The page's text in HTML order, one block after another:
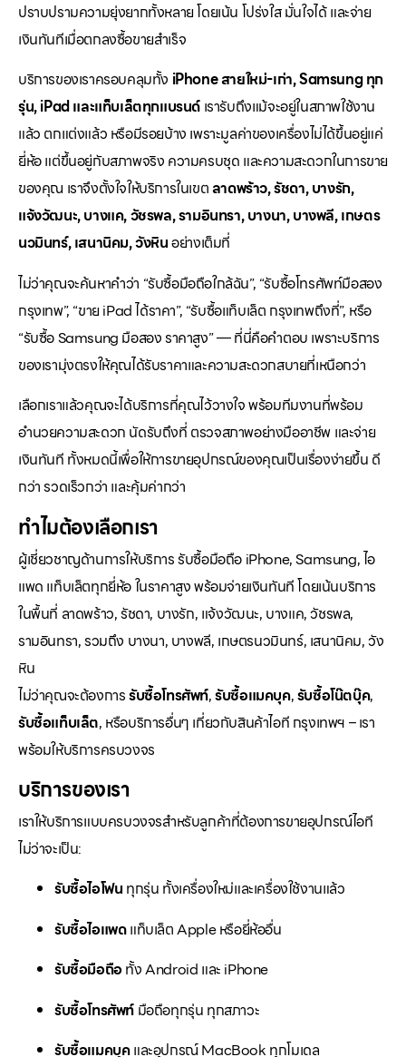
ปราบปรามความยุ่งยากทั้งหลาย โดยเน้น โปร่งใส มั่นใจได้ และจ่าย
เงินทันทีเมื่อตกลงซื้อขายสำเร็จ
บริการของเราครอบคลุมทั้ง iPhone สายใหม่-เก่า, Samsung ทุก
รุ่น, iPad และแท็บเล็ตทุกแบรนด์ เรารับถึงแม้จะอยู่ในสภาพใช้งาน
แล้ว ตกแต่งแล้ว หรือมีรอยบ้าง เพราะมูลค่าของเครื่องไม่ได้ขึ้นอยู่แค่
ยี่ห้อ แต่ขึ้นอยู่กับสภาพจริง ความครบชุด และความสะดวกในการขาย
ของคุณ เราจึงตั้งใจให้บริการในเขตลาดพร้าว, รัชดา, บางรัก,
แจ้งวัฒนะ, บางแค, วัชรพล, รามอินทรา, บางนา, บางพลี, เกษตร
นวมินทร์, เสนานิคม, วังหินอย่างเต็มที่
ไม่ว่าคุณจะค้นหาคำว่า “รับซื้อมือถือใกล้ฉัน”, “รับซื้อโทรศัพท์มือสอง
กรุงเทพ”, “ขาย iPad ได้ราคา”, “รับซื้อแท็บเล็ต กรุงเทพถึงที่”, หรือ
“รับซื้อ Samsung มือสอง ราคาสูง” — ที่นี่คือคำตอบ เพราะบริการ
ของเรามุ่งตรงให้คุณได้รับราคาและความสะดวกสบายที่เหนือกว่า
เลือกเราแล้วคุณจะได้บริการที่คุณไว้วางใจ พร้อมทีมงานที่พร้อม
อำนวยความสะดวก นัดรับถึงที่ ตรวจสภาพอย่างมืออาชีพ และจ่าย
เงินทันที ทั้งหมดนี้เพื่อให้การขายอุปกรณ์ของคุณเป็นเรื่องง่ายขึ้น ดี
กว่า รวดเร็วกว่า และคุ้มค่ากว่า
ทำไมต้องเลือกเรา
ผู้เชี่ยวชาญด้านการให้บริการ รับซื้อมือถือ iPhone, Samsung, ไอ
แพด แท็บเล็ตทุกยี่ห้อ ในราคาสูง พร้อมจ่ายเงินทันที โดยเน้นบริการ
ในพื้นที่ ลาดพร้าว, รัชดา, บางรัก, แจ้งวัฒนะ, บางแค, วัชรพล,
รามอินทรา, รวมถึง บางนา, บางพลี, เกษตรนวมินทร์, เสนานิคม, วัง
หิน
ไม่ว่าคุณจะต้องการรับซื้อโทรศัพท์,รับซื้อแมคบุค,รับซื้อโน๊ตบุ๊ค,
รับซื้อแท็บเล็ต, หรือบริการอื่นๆ เกี่ยวกับสินค้าไอที กรุงเทพฯ – เรา
พร้อมให้บริการครบวงจร
บริการของเรา
เราให้บริการแบบครบวงจรสำหรับลูกค้าที่ต้องการขายอุปกรณ์ไอที
ไม่ว่าจะเป็น:
รับซื้อไอโฟน ทุกรุ่น ทั้งเครื่องใหม่และเครื่องใช้งานแล้ว
รับซื้อไอแพดแท็บเล็ต Apple หรือยี่ห้ออื่น
รับซื้อมือถือทั้ง Android และ iPhone
รับซื้อโทรศัพท์ มือถือทุกรุ่น ทุกสภาวะ
รับซื้อแมคบุคและอุปกรณ์ MacBook ทุกโมเดล